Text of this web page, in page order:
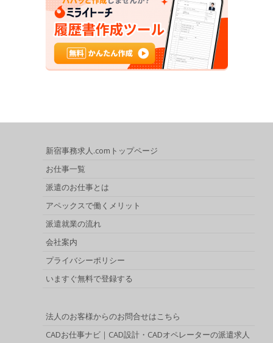
新宿事務求人.comトップページ
お仕事一覧
派遣のお仕事とは
アペックスで働くメリット
派遣就業の流れ
会社案内
プライバシーポリシー
いますぐ無料で登録する
法人のお客様からのお問合せはこちら
CADお仕事ナビ｜CAD設計・CADオペレーターの派遣求人